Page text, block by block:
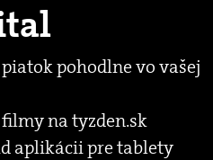
pohodlne vo vašej
na tyzden.sk
aplikácii pre tablety